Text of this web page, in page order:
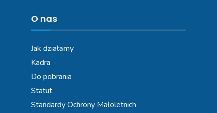
O nas
Jak działamy
Kadra
Do pobrania
Statut
Standardy Ochrony Małoletnich